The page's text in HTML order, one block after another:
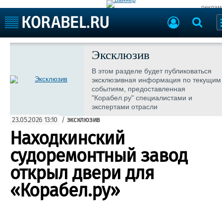
Судостроение
Пресс-релизы
Порты
Яхты и катера
Судостроение
Пульс
Новости
Компании
Репутация
Торговая площадка
Доска объявлений
Продажа флота
Оборудование
Изделия
Эксклюзив
В этом разделе будет публиковаться
эксклюзивная информация по текущим
событиям, предоставленная
"Корабел.ру" специалистами и
экспертами отрасли
23.05.2026 13:10 / эксклюзив
Находкинский
судоремонтный завод
открыл двери для
«Корабел.ру»